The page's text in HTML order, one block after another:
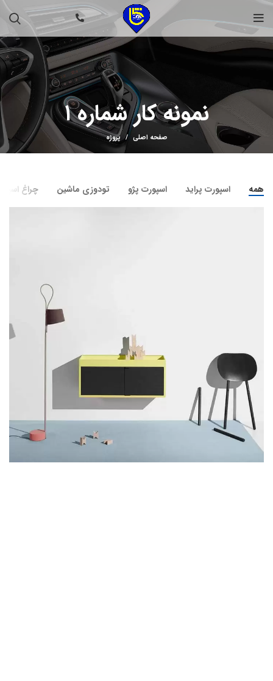
نمونه کار شماره ۱
صفحه اصلی پروژه
همه اسپورت پراید اسپورت پژو تودوزی ماشین چراغ